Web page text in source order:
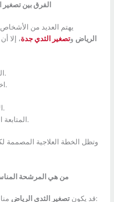
الفرق بين
يهتم العديد من
الرياض وتصغير الثدي جدة، إلا
التقييم الصحيح للحالة.
اختيار التقنية المناسبة.
الالتزام بخطة التعافي.
المتابعة المستمرة بعد العملية.
وتظل الخطة العلاجية المصممة
من هي المرشحة
قد يكونتصغير الثدي الرياض مناسبًا للسيدات اللواتي يعانين من: